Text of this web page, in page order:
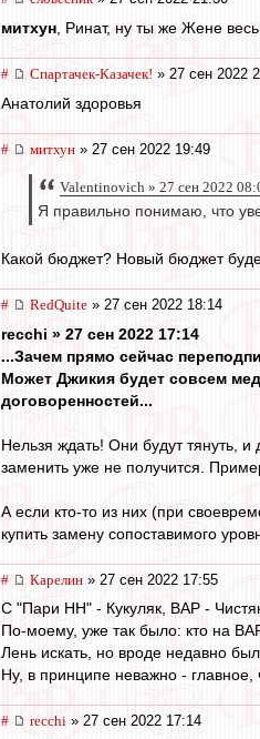
митхун , Ринат, ну ты же Жене
# Спартачек-Казачек! » 27 сен 2022
Анатолий здоровья
# митхун » 27 сен 2022 19:49
Valentinovich » 27 сен 2022
Я правильно понимаю, что
Какой бюджет? Новый бюджет
# RedQuite » 27 сен 2022 18:14
recchi » 27 сен 2022 17:14
...Зачем прямо сейчас
Может Джикия будет совсем
договоренностей...
Нельзя ждать! Они будут тянуть,
заменить уже не получится.
А если кто-то из них (при
купить замену сопоставимого
# Карелин » 27 сен 2022 17:55
С "Пари НН" - Кукуляк, ВАР -
По-моему, уже так было: кто на
Лень искать, но вроде недавно был
Ну, в принципе неважно - главное,
# recchi » 27 сен 2022 17:14